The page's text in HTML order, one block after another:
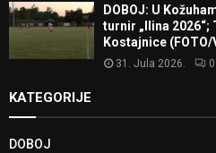
DOBOJ: U
turnir „Ilina
Kostajnice (FOTO/
31. Jula 2026. 0
KATEGORIJE
DOBOJ